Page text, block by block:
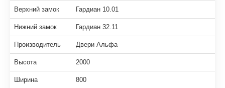
Верхний замок Гардиан 10.01
Нижний замок Гардиан 32.11
Производитель Двери Альфа
Высота 2000
Ширина 800